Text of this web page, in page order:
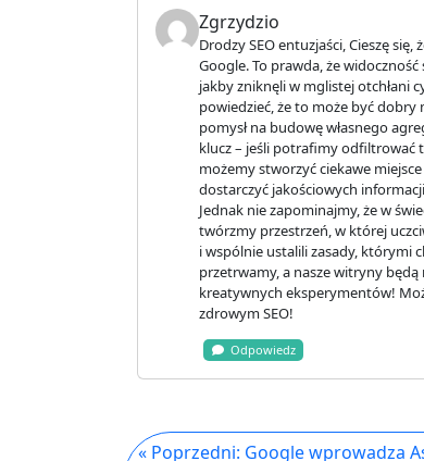
Zgrzydzio
Drodzy SEO entuzjaści, Cieszę
Google. To prawda, że
jakby zniknęli w mglistej otchłani
powiedzieć, że to może być dobry
pomysł na budowę własnego
klucz – jeśli potrafimy odfiltrować
możemy stworzyć ciekawe
dostarczyć jakościowych
Jednak nie zapominajmy, że w
twórzmy przestrzeń, w której
i wspólnie ustalili zasady, którymi
przetrwamy, a nasze witryny będą
kreatywnych eksperymentów!
zdrowym SEO!
Odpowiedz
« Poprzedni: Google wprowadza